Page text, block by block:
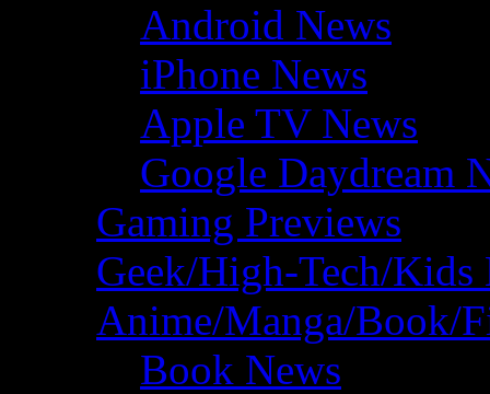
Android News
iPhone News
Apple TV News
Google Daydream
Gaming Previews
Geek/High-Tech/Kids
Anime/Manga/Book/
Book News